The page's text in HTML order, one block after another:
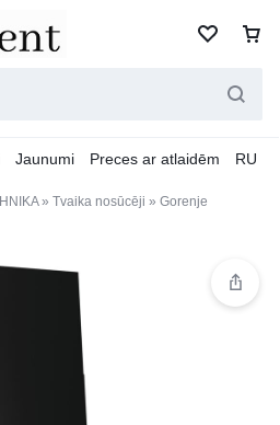
Jaunumi Preces ar atlaidēm RU
» Tvaika nosūcēji » Gorenje